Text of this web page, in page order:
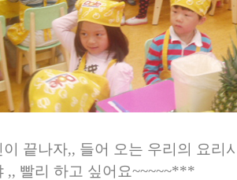
이 끝나자,, 들어 오는 우리의 요리
,, 빨리 하고 싶어요~~~~~***